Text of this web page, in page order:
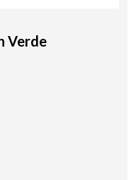
Verde